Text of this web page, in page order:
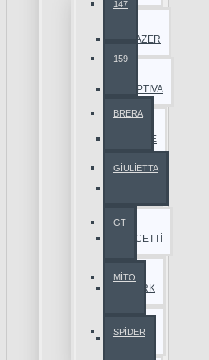
147
159
BRERA
GİULİETTA
GT
MİTO
SPİDER
BLAZER
CAPTİVA
CRUZE
LACETTİ
SPARK
TAHOE